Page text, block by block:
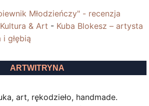
Młodzieńczy" - recenzja
& Art - Kuba Blokesz – artysta
głębią
ARTWITRYNA
art, rękodzieło, handmade.